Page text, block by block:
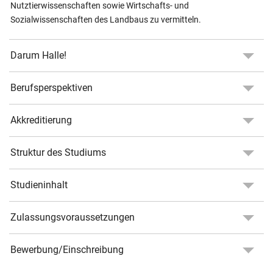
Nutztierwissenschaften sowie Wirtschafts- und
Sozialwissenschaften des Landbaus zu vermitteln.
Darum Halle!
Berufsperspektiven
Akkreditierung
Struktur des Studiums
Studieninhalt
Zulassungsvoraussetzungen
Bewerbung/Einschreibung